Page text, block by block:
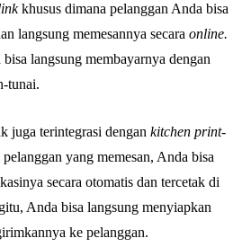
khusus dimana pelanggan Anda bisa
langsung memesannya secara online.
langsung membayarnya dengan
tunai.
terintegrasi dengan kitchen print-
yang memesan, Anda bisa
secara otomatis dan tercetak di
Anda bisa langsung menyiapkan
ke pelanggan.